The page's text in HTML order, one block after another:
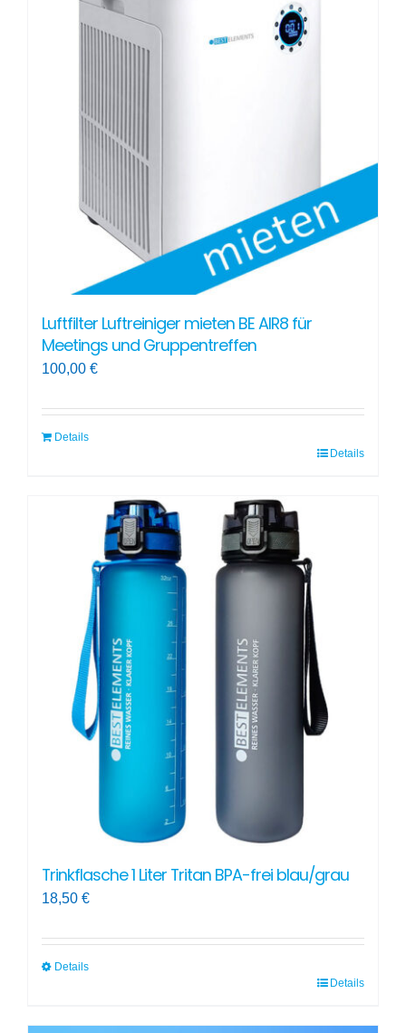
Luftfilter Luftreiniger mieten BE AIR8 für
Meetings und Gruppentreffen
100,00 €
Details
Details
Trinkflasche 1 Liter Tritan BPA-frei blau/grau
18,50 €
Details
Details